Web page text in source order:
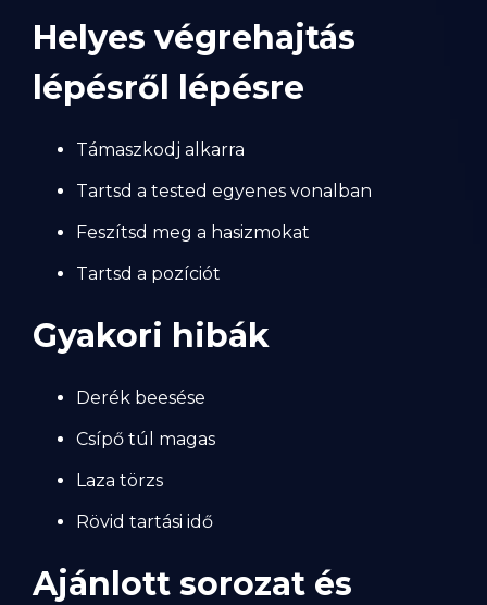
Helyes végrehajtás
lépésről lépésre
Támaszkodj alkarra
Tartsd a tested egyenes vonalban
Feszítsd meg a hasizmokat
Tartsd a pozíciót
Gyakori hibák
Derék beesése
Csípő túl magas
Laza törzs
Rövid tartási idő
Ajánlott sorozat és